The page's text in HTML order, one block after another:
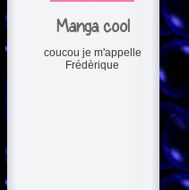
Manga cool
coucou je m'appelle
Frédèrique